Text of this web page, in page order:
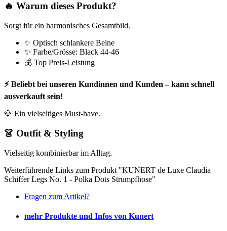
🔥 Warum dieses Produkt?
Sorgt für ein harmonisches Gesamtbild.
✨ Optisch schlankere Beine
✨ Farbe/Grösse: Black 44-46
💰 Top Preis-Leistung
⚡ Beliebt bei unseren Kundinnen und Kunden – kann schnell
ausverkauft sein!
💎 Ein vielseitiges Must-have.
👗 Outfit & Styling
Vielseitig kombinierbar im Alltag.
Weiterführende Links zum Produkt "KUNERT de Luxe Claudia
Schiffer Legs No. 1 - Polka Dots Strumpfhose"
Fragen zum Artikel?
mehr Produkte und Infos von Kunert